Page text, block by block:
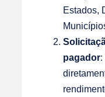
Estados,
pagador: